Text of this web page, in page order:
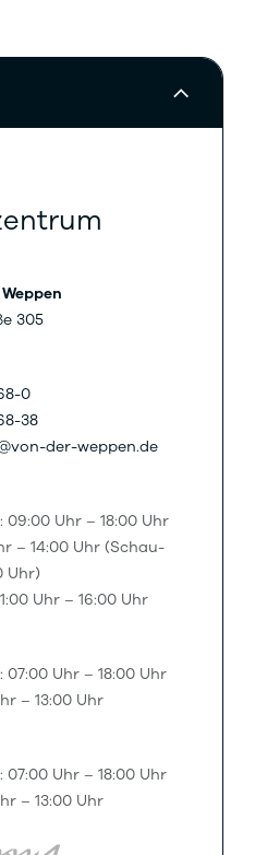
305
0
38
der-weppen.de
Uhr – 18:00 Uhr
– 14:00 Uhr (Schau-
Uhr)
Uhr – 16:00 Uhr
Uhr – 18:00 Uhr
– 13:00 Uhr
Uhr – 18:00 Uhr
– 13:00 Uhr